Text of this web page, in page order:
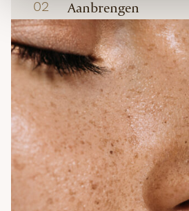
Aanbrengen
Breng elke 4 uur opnieuw aan
bescherming.
minuten
02